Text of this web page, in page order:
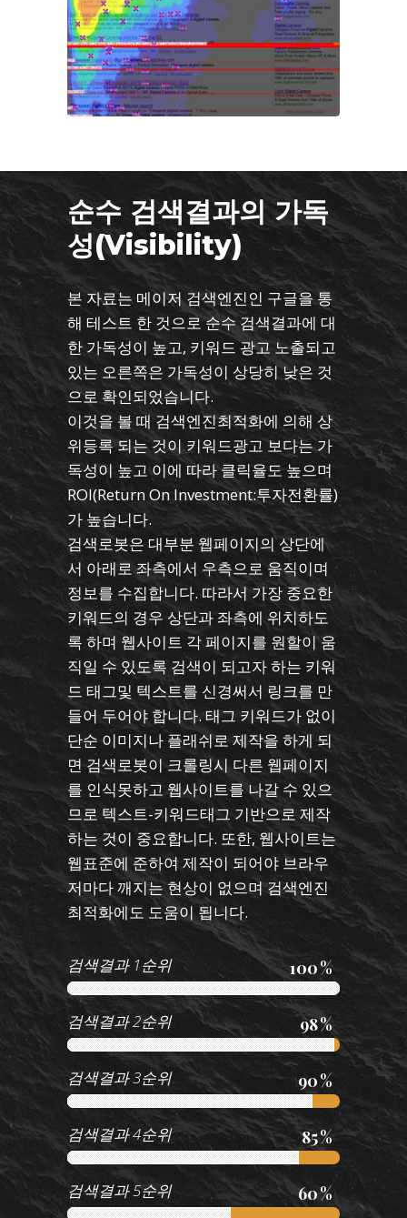
순수 검색결과의 가독
성(Visibility)
본 자료는 메이저 검색엔진인 구글을 통
해 테스트 한 것으로 순수 검색결과에 대
한 가독성이 높고, 키워드 광고 노출되고
있는 오른쪽은 가독성이 상당히 낮은 것
으로 확인되었습니다.
이것을 볼 때 검색엔진최적화에 의해 상
위등록 되는 것이 키워드광고 보다는 가
독성이 높고 이에 따라 클릭율도 높으며
ROI(Return On Investment:투자전환률)
가 높습니다.
검색로봇은 대부분 웹페이지의 상단에
서 아래로 좌측에서 우측으로 움직이며
정보를 수집합니다. 따라서 가장 중요한
키워드의 경우 상단과 좌측에 위치하도
록 하며 웹사이트 각 페이지를 원할이 움
직일 수 있도록 검색이 되고자 하는 키워
드 태그및 텍스트를 신경써서 링크를 만
들어 두어야 합니다. 태그 키워드가 없이
단순 이미지나 플래쉬로 제작을 하게 되
면 검색로봇이 크롤링시 다른 웹페이지
를 인식못하고 웹사이트를 나갈 수 있으
므로 텍스트-키워드태그 기반으로 제작
하는 것이 중요합니다. 또한, 웹사이트는
웹표준에 준하여 제작이 되어야 브라우
저마다 깨지는 현상이 없으며 검색엔진
최적화에도 도움이 됩니다.
검색결과 1순위 100
검색결과 2순위 98
검색결과 3순위 90
검색결과 4순위 85
검색결과 5순위 60